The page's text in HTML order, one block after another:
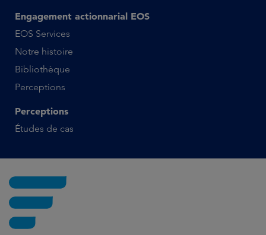
Engagement actionnarial EOS
EOS Services
Notre histoire
Bibliothèque
Perceptions
Perceptions
Études de cas